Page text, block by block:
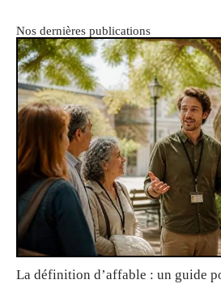
Nos dernières publications
La définition d’affable : un guide